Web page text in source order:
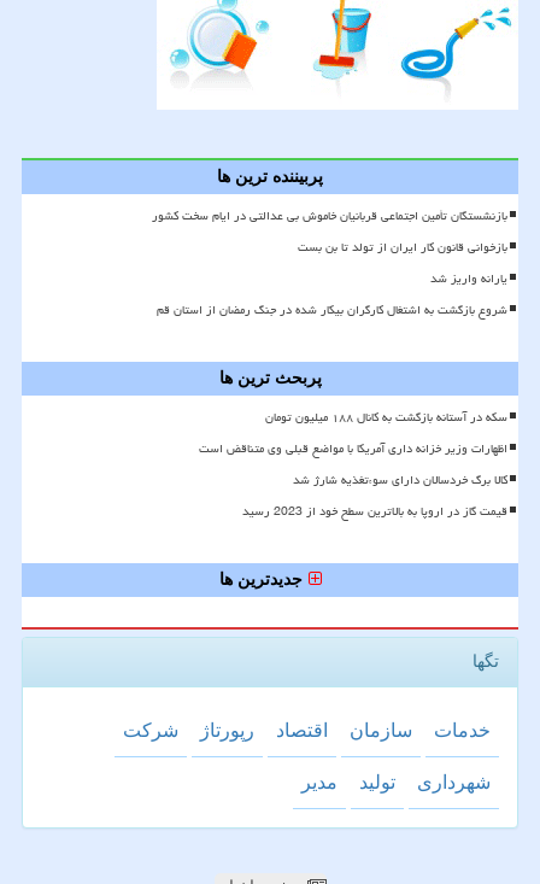
پربیننده ترین ها
بازنشستگان تأمین اجتماعی قربانیان خاموش بی عدالتی در ایام سخت کشور
بازخوانی قانون کار ایران از تولد تا بن بست
یارانه واریز شد
شروع بازگشت به اشتغال کارگران بیکار شده در جنگ رمضان از استان قم
پربحث ترین ها
سکه در آستانه بازگشت به کانال ۱۸۸ میلیون تومان
اظهارات وزیر خزانه داری آمریکا با مواضع قبلی وی متناقض است
کالا برگ خردسالان دارای سوءتغذیه شارژ شد
قیمت گاز در اروپا به بالاترین سطح خود از 2023 رسید
جدیدترین ها
تگها
خدمات سازمان اقتصاد رپورتاژ شركت
شهرداری تولید مدیر